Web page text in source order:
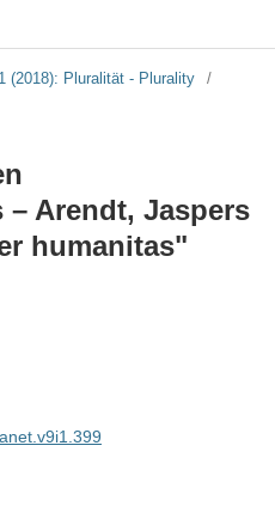
(2018): Pluralität - Plurality
/
Arendt, Jaspers
humanitas"